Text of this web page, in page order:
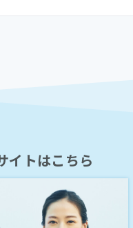
イトはこちら